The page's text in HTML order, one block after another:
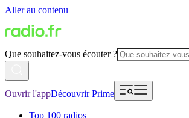
Aller au contenu
Que souhaitez-vous écouter ?
Ouvrir l'appDécouvrir Prime
Top 100 radios